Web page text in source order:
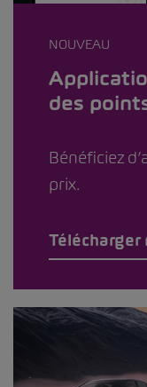
NOUVEAU
des
Bénéficiez
prix.